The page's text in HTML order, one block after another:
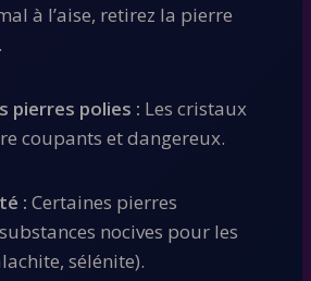
à l’aise, retirez la pierre
pierres polies : Les cristaux
coupants et dangereux.
: Certaines pierres
nocives pour les
sélénite).